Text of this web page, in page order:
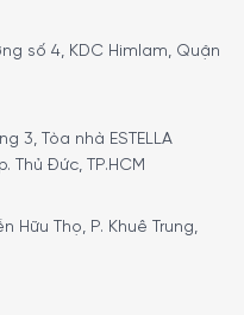
hàng vui lòng liên hệ:
số 4, KDC Himlam, Quận
3, Tòa nhà ESTELLA
Thủ Đức, TP.HCM
Hữu Thọ, P. Khuê Trung,